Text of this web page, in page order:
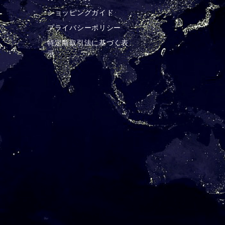
ショッピングガイド
プライバシーポリシー
特定商取引法に基づく表
示